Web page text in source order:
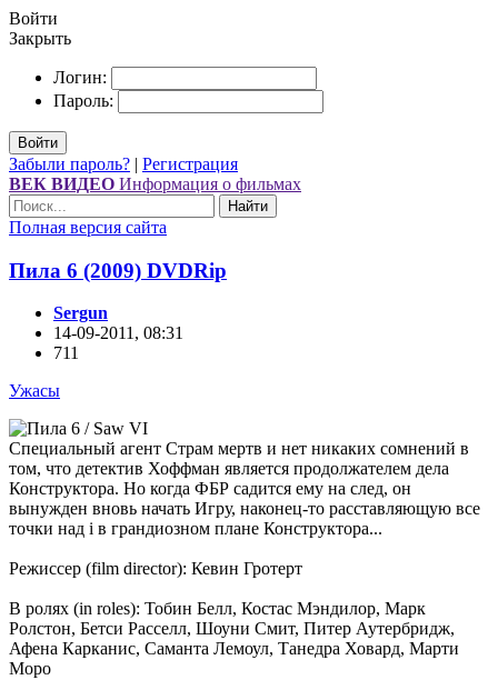
Войти
Закрыть
Логин:
Пароль:
Войти
Забыли пароль? | Регистрация
ВЕК ВИДЕО Информация о фильмах
Найти
Полная версия сайта
Пила 6 (2009) DVDRір
Sergun
14-09-2011, 08:31
711
Ужасы
Специальный агент Страм мертв и нет никаких сомнений в
том, что детектив Хоффман является продолжателем дела
Конструктора. Но когда ФБР садится ему на след, он
вынужден вновь начать Игру, наконец-то расставляющую все
точки над i в грандиозном плане Конструктора...
Режиссер (film director): Кевин Гротерт
В ролях (in roles): Тобин Белл, Костас Мэндилор, Марк
Ролстон, Бетси Расселл, Шоуни Смит, Питер Аутербридж,
Афена Карканис, Саманта Лемоул, Танедра Ховард, Марти
Моро